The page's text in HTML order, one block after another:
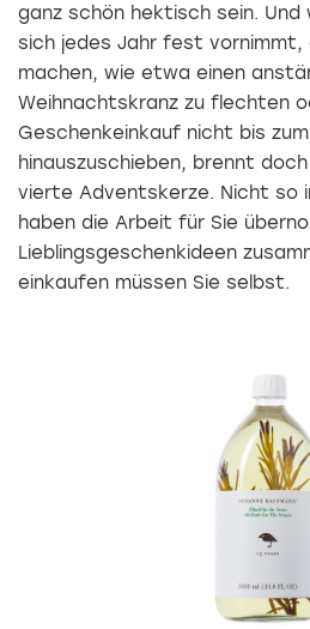
ganz schön hektisch sein. Und
sich jedes Jahr fest vornimmt,
machen, wie etwa einen
Weihnachtskranz zu flechten
Geschenkeinkauf nicht bis
hinauszuschieben, brennt
vierte Adventskerze. Nicht so
haben die Arbeit für Sie
Lieblingsgeschenkideen
einkaufen müssen Sie selbst.